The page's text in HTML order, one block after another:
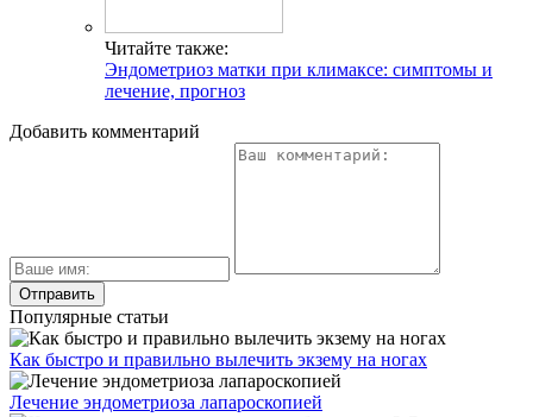
Читайте также:
Эндометриоз матки при климаксе: симптомы и
лечение, прогноз
Добавить комментарий
Популярные статьи
Как быстро и правильно вылечить экзему на ногах
Лечение эндометриоза лапароскопией